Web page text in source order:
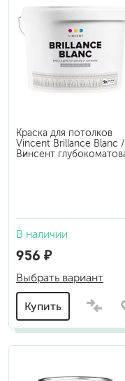
Краска для потолков
Vincent Brillance Blanc /
Винсент
В наличии
956 ₽
Выбрать вариант
Купить